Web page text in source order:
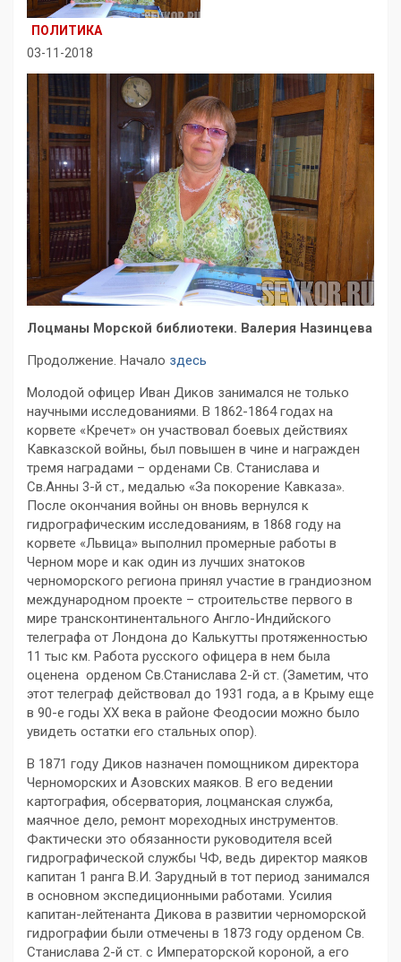
ПОЛИТИКА
03-11-2018
Лоцманы Морской библиотеки. Валерия Назинцева
Продолжение. Начало здесь
Молодой офицер Иван Диков занимался не только
научными исследованиями. В 1862-1864 годах на
корвете «Кречет» он участвовал боевых действиях
Кавказской войны, был повышен в чине и награжден
тремя наградами – орденами Св. Станислава и
Св.Анны 3-й ст., медалью «За покорение Кавказа».
После окончания войны он вновь вернулся к
гидрографическим исследованиям, в 1868 году на
корвете «Львица» выполнил промерные работы в
Черном море и как один из лучших знатоков
черноморского региона принял участие в грандиозном
международном проекте – строительстве первого в
мире трансконтинентального Англо-Индийского
телеграфа от Лондона до Калькутты протяженностью
11 тыс км. Работа русского офицера в нем была
оценена орденом Св.Станислава 2-й ст. (Заметим, что
этот телеграф действовал до 1931 года, а в Крыму еще
в 90-е годы XX века в районе Феодосии можно было
увидеть остатки его стальных опор).
В 1871 году Диков назначен помощником директора
Черноморских и Азовских маяков. В его ведении
картография, обсерватория, лоцманская служба,
маячное дело, ремонт мореходных инструментов.
Фактически это обязанности руководителя всей
гидрографической службы ЧФ, ведь директор маяков
капитан 1 ранга В.И. Зарудный в тот период занимался
в основном экспедиционными работами. Усилия
капитан-лейтенанта Дикова в развитии черноморской
гидрографии были отмечены в 1873 году орденом Св.
Станислава 2-й ст. с Императорской короной, а его